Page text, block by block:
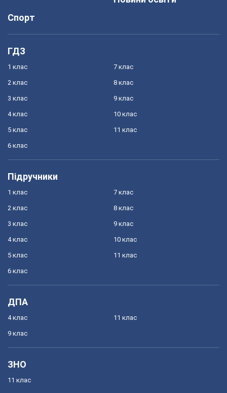
Спорт
ГДЗ
1 клас
2 клас
3 клас
4 клас
5 клас
6 клас
7 клас
8 клас
9 клас
10 клас
11 клас
Підручники
1 клас
2 клас
3 клас
4 клас
5 клас
6 клас
7 клас
8 клас
9 клас
10 клас
11 клас
ДПА
4 клас
9 клас
11 клас
ЗНО
11 клас